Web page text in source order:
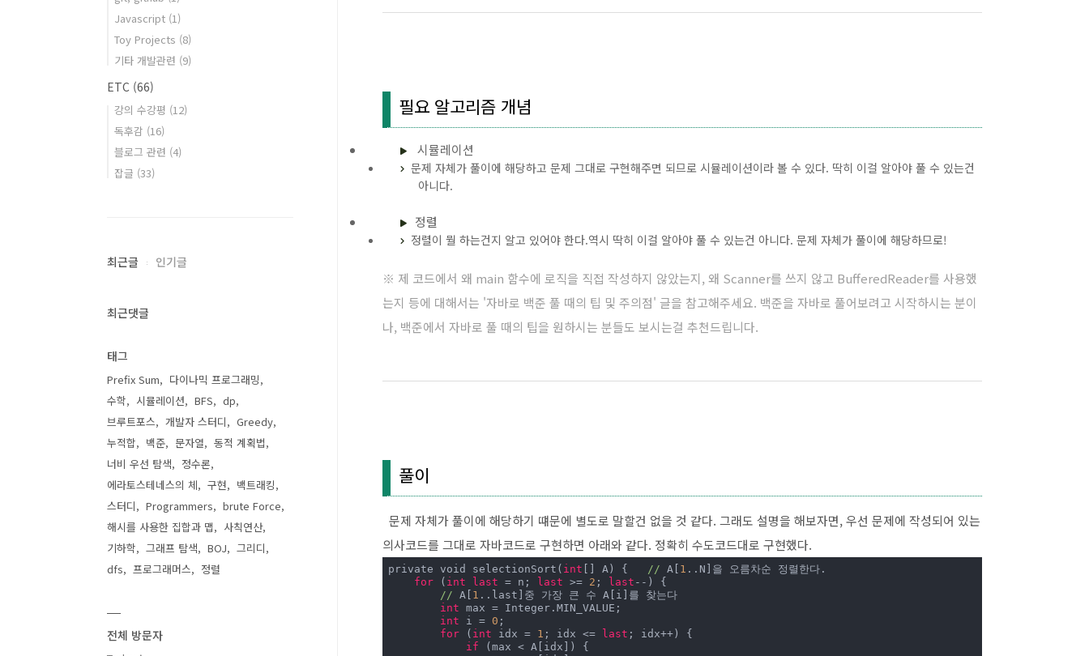
필요 알고리즘 개념
시뮬레이션
문제 자체가 풀이에 해당하고 문제 그대로 구현해주면 되므로 시뮬레이션이라 볼 수 있다. 딱히 이걸 알아야 풀 수 있는건
아니다.
정렬
정렬이 뭘 하는건지 알고 있어야 한다.역시 딱히 이걸 알아야 풀 수 있는건 아니다. 문제 자체가 풀이에 해당하므로!
※ 제 코드에서 왜 main 함수에 로직을 직접 작성하지 않았는지, 왜 Scanner를 쓰지 않고 BufferedReader를 사용했
는지 등에 대해서는 '자바로 백준 풀 때의 팁 및 주의점' 글을 참고해주세요. 백준을 자바로 풀어보려고 시작하시는 분이
나, 백준에서 자바로 풀 때의 팁을 원하시는 분들도 보시는걸 추천드립니다.
풀이
문제 자체가 풀이에 해당하기 떄문에 별도로 말할건 없을 것 같다. 그래도 설명을 해보자면, 우선 문제에 작성되어 있는
의사코드를 그대로 자바코드로 구현하면 아래와 같다. 정확히 수도코드대로 구현했다.
private void selectionSort( int [] A) { // A[ 1 ..N]을 오름차순 정렬한다.
for ( int last = n; last >= 2 ; last --) {
// A[ 1 ..last]중 가장 큰 수 A[i]를 찾는다
int max = Integer.MIN_VALUE;
int i = 0 ;
for ( int idx = 1 ; idx <= last ; idx++) {
if (max < A[idx]) {
Javascript (1)
Toy Projects (8)
기타 개발관련 (9)
ETC (66)
강의 수강평 (12)
독후감 (16)
블로그 관련 (4)
잡글 (33)
최근글 인기글
최근댓글
태그
Prefix Sum
다이나믹 프로그래밍
수학
시뮬레이션 BFS
dp
브루트포스
개발자 스터디
Greedy
누적합
백준 문자열
동적 계획법
너비 우선 탐색
정수론
에라토스테네스의 체
구현
백트래킹
스터디
Programmers
brute Force
해시를 사용한 집합과 맵
사칙연산
기하학
그래프 탐색 BOJ
그리디
dfs
프로그래머스 정렬
전체 방문자